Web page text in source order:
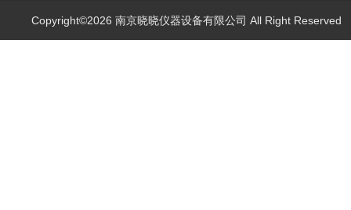
Copyright©2026 南京晓晓仪器设备有限公司 All Right